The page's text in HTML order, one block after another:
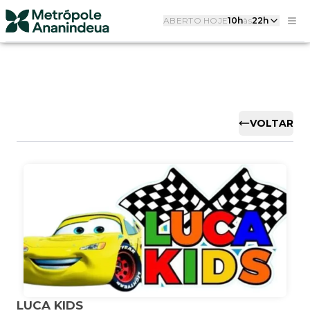
ABERTO HOJE10hàs22h
VOLTAR
LUCA KIDS